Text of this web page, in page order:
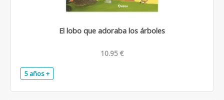
El lobo que adoraba los árboles
10.95 €
5 años +